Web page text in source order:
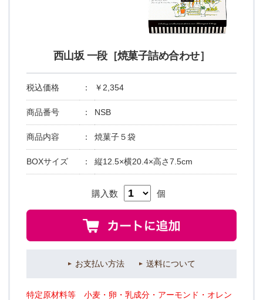
西山坂 一段［焼菓子詰め合わせ］
税込価格 ： ￥2,354
商品番号 ： NSB
商品内容 ： 焼菓子５袋
BOXサイズ ： 縦12.5×横20.4×高さ7.5cm
購入数 個
お支払い方法 送料について
特定原材料等 小麦・卵・乳成分・アーモンド・オレン